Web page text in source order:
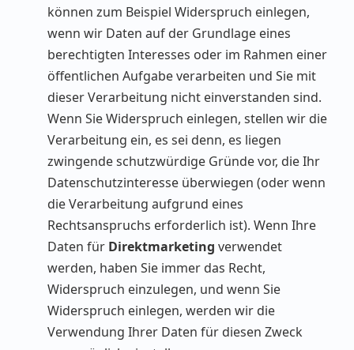
können zum Beispiel Widerspruch einlegen,
wenn wir Daten auf der Grundlage eines
berechtigten Interesses oder im Rahmen einer
öffentlichen Aufgabe verarbeiten und Sie mit
dieser Verarbeitung nicht einverstanden sind.
Wenn Sie Widerspruch einlegen, stellen wir die
Verarbeitung ein, es sei denn, es liegen
zwingende schutzwürdige Gründe vor, die Ihr
Datenschutzinteresse überwiegen (oder wenn
die Verarbeitung aufgrund eines
Rechtsanspruchs erforderlich ist). Wenn Ihre
Daten für Direktmarketing verwendet
werden, haben Sie immer das Recht,
Widerspruch einzulegen, und wenn Sie
Widerspruch einlegen, werden wir die
Verwendung Ihrer Daten für diesen Zweck